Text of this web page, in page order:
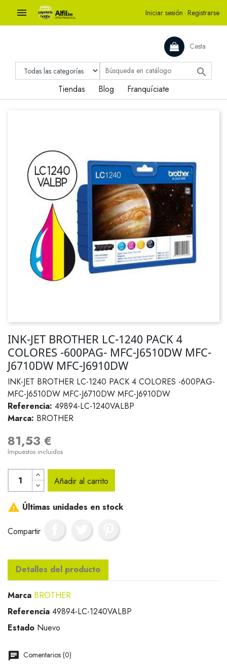
 Iniciar sesión · Registrarse
Cesta

Tiendas Blog Franquíciate
INK-JET BROTHER LC-1240 PACK 4
COLORES -600PAG- MFC-J6510DW MFC-
J6710DW MFC-J6910DW
INK-JET BROTHER LC-1240 PACK 4 COLORES -600PAG-
MFC-J6510DW MFC-J6710DW MFC-J6910DW
Referencia: 49894-LC-1240VALBP
Marca: BROTHER
81,53 €
Impuestos incluidos
Añadir al carrito
 Últimas unidades en stock
Compartir
Detalles del producto
Marca BROTHER
Referencia 49894-LC-1240VALBP
Estado Nuevo
Comentarios (0)